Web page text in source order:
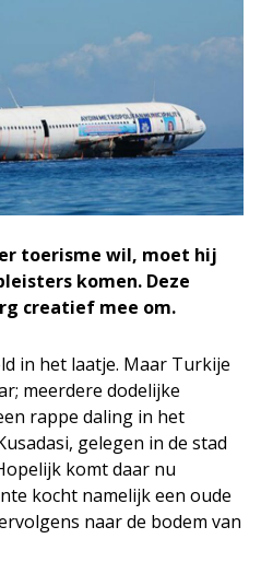
toerisme wil, moet hij
komen. Deze
creatief mee om.
in het laatje. Maar Turkije
meerdere dodelijke
rappe daling in het
gelegen in de stad
komt daar nu
kocht namelijk een oude
naar de bodem van